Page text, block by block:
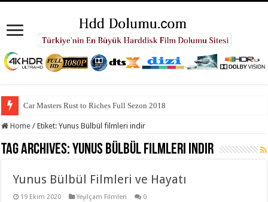
Car Masters Rust to Riches Full Sezon 2018
Home / Etiket:Yunus Bülbül filmleri indir
Tag Archives:Yunus Bülbül filmleri indir
Yunus Bülbül Filmleri ve Hayatı
19 Ekim 2020 Yeşilçam Filmleri 0